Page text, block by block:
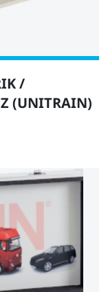
/
(UNITRAIN)